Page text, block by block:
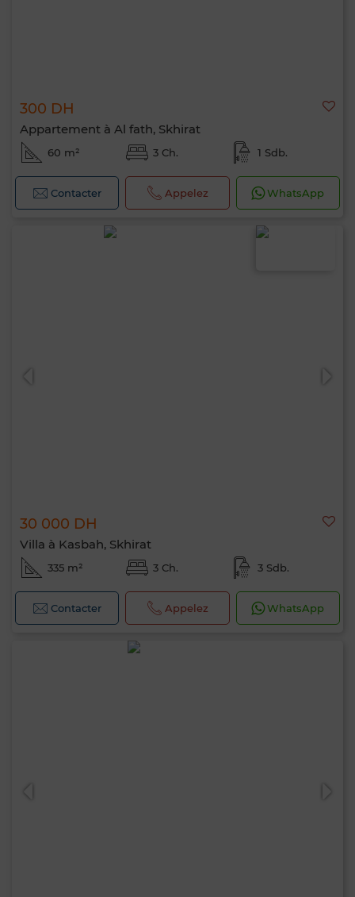
300 DH
Appartement à Al fath, Skhirat
60 m² 3 Ch. 1 Sdb.
Contacter Appelez WhatsApp
30 000 DH
Villa à Kasbah, Skhirat
335 m² 3 Ch. 3 Sdb.
Contacter Appelez WhatsApp